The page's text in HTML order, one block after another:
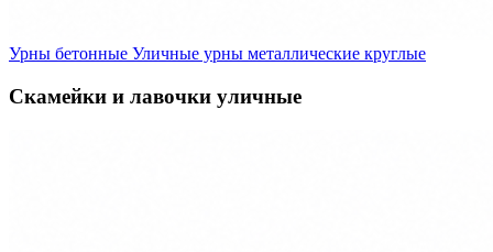
Урны бетонные Уличные урны металлические круглые
Скамейки и лавочки уличные